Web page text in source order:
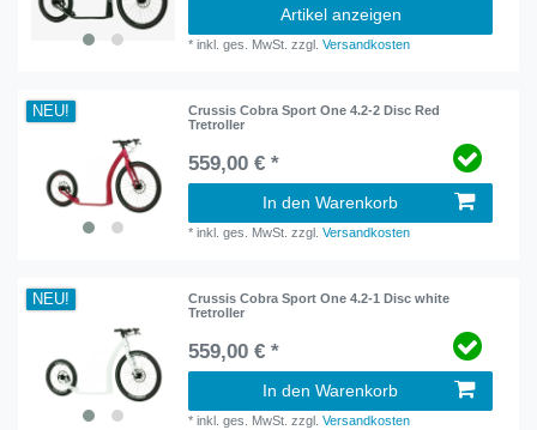
Artikel anzeigen
*inkl. ges. MwSt. zzgl.Versandkosten
NEU!
Crussis Cobra Sport One 4.2-2 Disc Red
Tretroller
559,00 € *
In den Warenkorb
*inkl. ges. MwSt. zzgl.Versandkosten
NEU!
Crussis Cobra Sport One 4.2-1 Disc white
Tretroller
559,00 € *
In den Warenkorb
*inkl. ges. MwSt. zzgl.Versandkosten